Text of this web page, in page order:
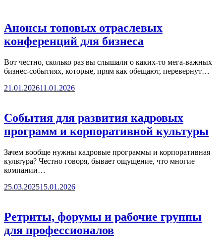
Анонсы топовых отраслевых
конференций для бизнеса
Вот честно, сколько раз вы слышали о каких-то мега-важных
бизнес-событиях, которые, прям как обещают, перевернут…
21.01.202611.01.2026
События для развития кадровых
программ и корпоративной культуры
Зачем вообще нужны кадровые программы и корпоративная
культура? Честно говоря, бывает ощущение, что многие
компании…
25.03.202515.01.2026
Ретриты, форумы и рабочие группы
для профессионалов